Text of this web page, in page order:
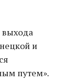
выхода
и
путем».